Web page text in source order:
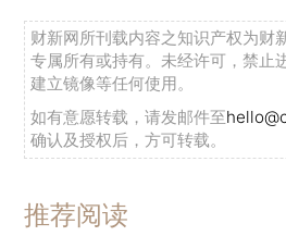
财新网所刊载内容之知识产权为财
专属所有或持有。未经许可，禁止
建立镜像等任何使用。
如有意愿转载，请发邮件至
确认及授权后，方可转载。
推荐阅读